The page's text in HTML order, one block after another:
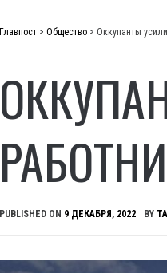
Главпост > Общество > Оккупанты
PUBLISHED ON 9 ДЕКАБРЯ, 2022 BY